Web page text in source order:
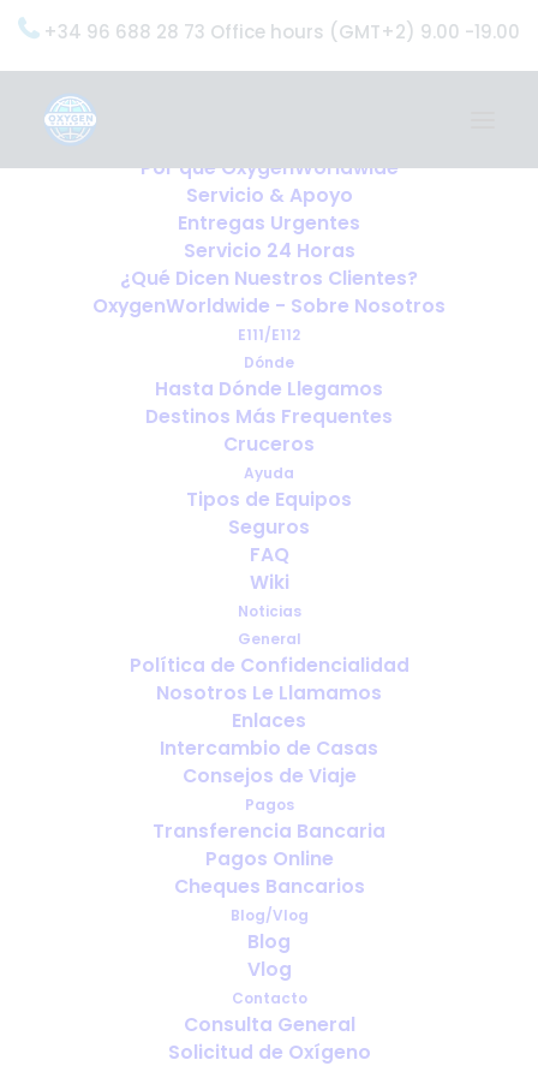
+34 96 688 28 73 Office hours (GMT+2) 9.00 -19.00
OxygenWorldwide (¿Qué Hacemos?)
Por qué OxygenWorldwide
Servicio & Apoyo
Entregas Urgentes
Servicio 24 Horas
¿Qué Dicen Nuestros Clientes?
OxygenWorldwide - Sobre Nosotros
E111/E112
Dónde
Hasta Dónde Llegamos
Destinos Más Frequentes
Cruceros
Ayuda
Tipos de Equipos
Seguros
FAQ
Wiki
Noticias
General
Política de Confidencialidad
Nosotros Le Llamamos
Enlaces
Intercambio de Casas
Consejos de Viaje
Pagos
Transferencia Bancaria
Pagos Online
Cheques Bancarios
Blog/Vlog
Blog
Vlog
Contacto
Consulta General
Solicitud de Oxígeno
¿Qué sucede si su equipo de
oxígeno falla en el extranjero?
Una guía para obtener ayuda
rápidamente